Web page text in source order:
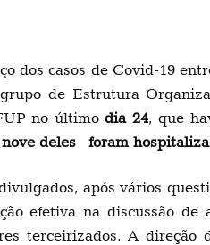
dos casos de Covid-19
de Estrutura
no últimodia 24, que
deles foram
após vários
efetiva na discussão
terceirizados. A